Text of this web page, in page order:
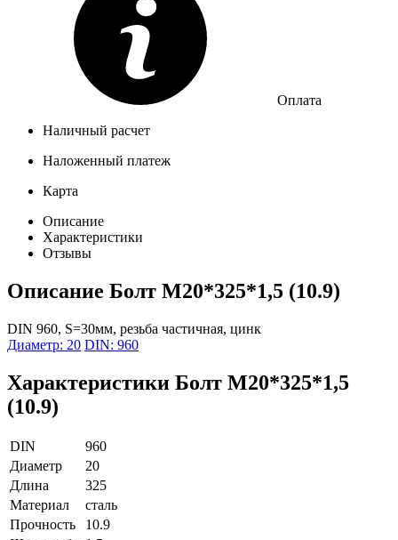
Оплата
Наличный расчет
Наложенный платеж
Карта
Описание
Характеристики
Отзывы
Описание Болт М20*325*1,5 (10.9)
DIN 960, S=30мм, резьба частичная, цинк
Диаметр: 20 DIN: 960
Характеристики Болт М20*325*1,5
(10.9)
DIN
960
Диаметр
20
Длина
325
Материал
сталь
Прочность
10.9